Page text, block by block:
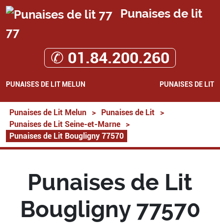
Punaises de lit
77
✆ 01.84.200.260
PUNAISES DE LIT MELUN PUNAISES DE LIT
Punaises de Lit Melun > Punaises de Lit
>
Punaises de Lit Seine-et-Marne
>
Punaises de Lit Bougligny 77570
Punaises de Lit
Bougligny 77570